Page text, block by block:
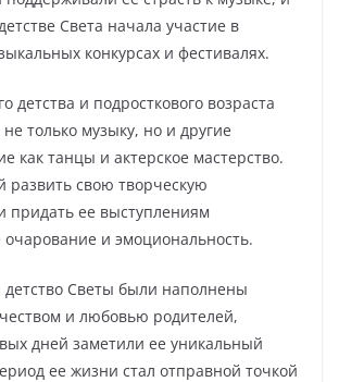
Света начала участие в
конкурсах и фестивалях.
детства и подросткового возраста
только музыку, но и другие
как танцы и актерское мастерство.
развить свою творческую
придать ее выступлениям
и эмоциональность.
детство Светы были наполнены
и любовью родителей,
дней заметили ее уникальный
ее жизни стал отправной точкой